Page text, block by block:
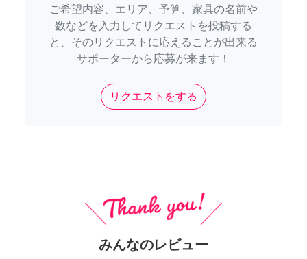
ご希望内容、エリア、予算、家具の名前や
数などを入力してリクエストを投稿する
と、そのリクエストに応えることが出来る
サポーターから応募が来ます！
リクエストをする
みんなのレビュー